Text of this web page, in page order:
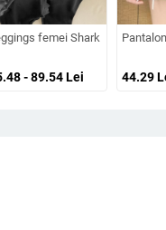
de primăvară și toamnă,
două fețe, mărime plus,
femei Shark Skin,
- 89.54Lei 44.29